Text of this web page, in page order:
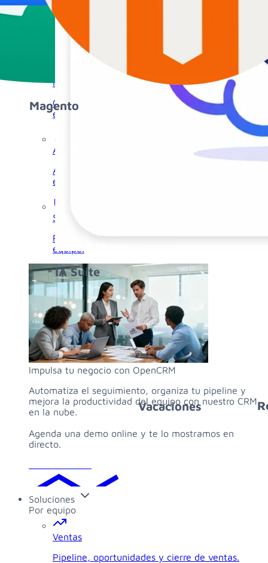
Automatizaciones
Ahorra tiempo con flujos, reglas y tareas
automáticas.
Informes y paneles
Cuadros de mando, KPIs y control del negocio
en tiempo real.
App móvil / Movilidad
Accede al CRM desde cualquier lugar, con tu
equipo en movimiento.
Seguridad y permisos
Roles, accesos y control para cada usuario y
equipo.
Impulsa tu negocio con OpenCRM
Automatiza el seguimiento, organiza tu pipeline y
mejora la productividad del equipo con nuestro CRM
en la nube.
Agenda una demo online y te lo mostramos en
directo.
Soluciones
Por equipo
Ventas
Pipeline, oportunidades y cierre de ventas.